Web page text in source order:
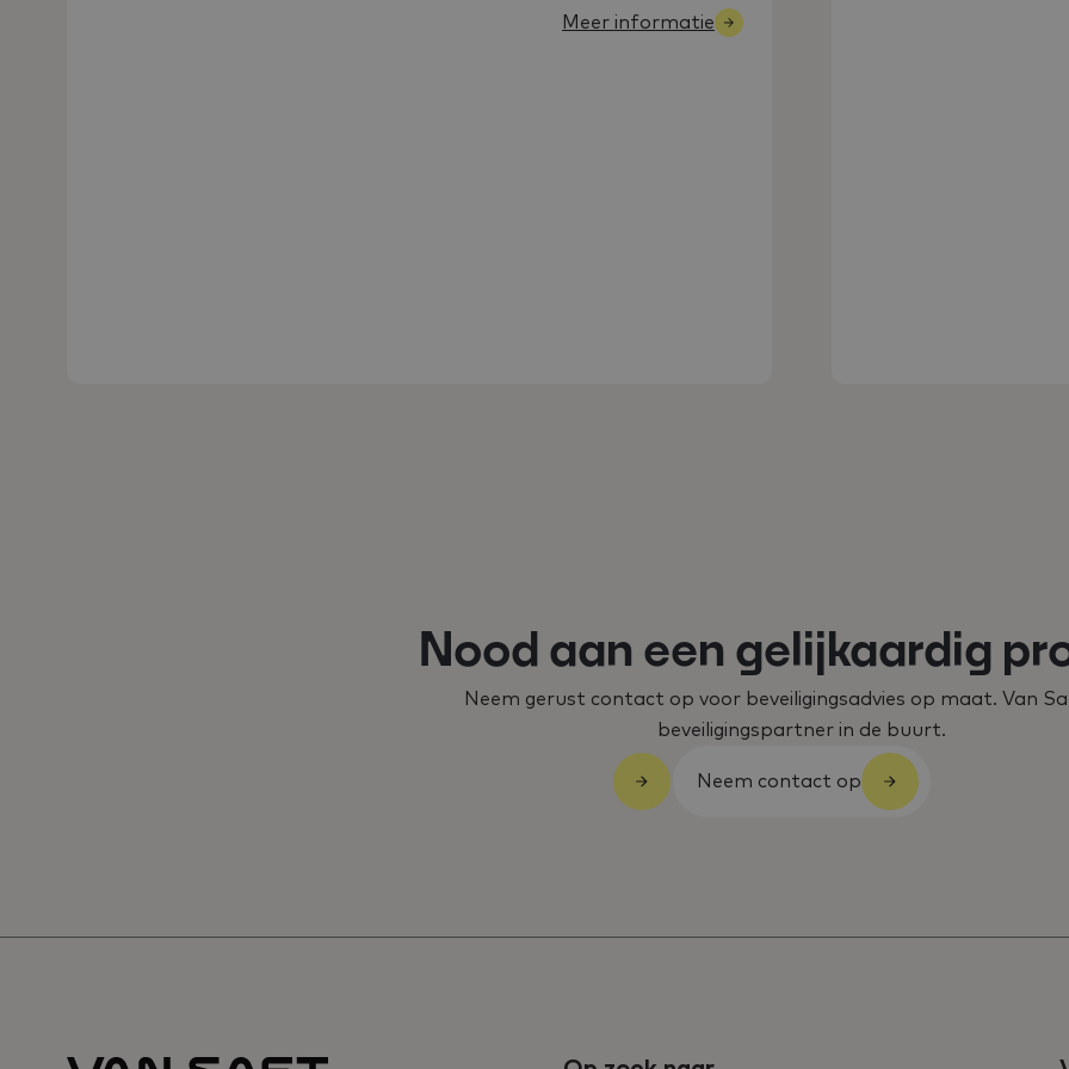
Meer informatie
Nood aan een gelijkaardig
Neem gerust contact op voor beveiligingsadvies op maat. Van
beveiligingspartner in de buurt.
Neem contact op